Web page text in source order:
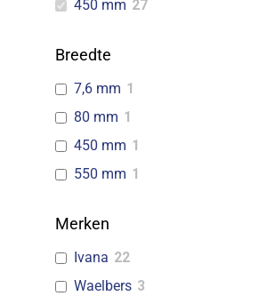
450 mm 27
Breedte
7,6 mm 1
80 mm 1
450 mm 1
550 mm 1
Merken
Ivana 22
Waelbers 3